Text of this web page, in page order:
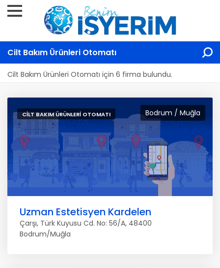
Cilt Bakım Ürünleri Otomatı
Cilt Bakım Ürünleri Otomatı için 6 firma bulundu.
Bodrum / Muğla
CILT BAKIM ÜRÜNLERI OTOMATI
Uzman Estetisyen Kardelen
Çarşı, Türk Kuyusu Cd. No: 56/A, 48400
Bodrum/Muğla